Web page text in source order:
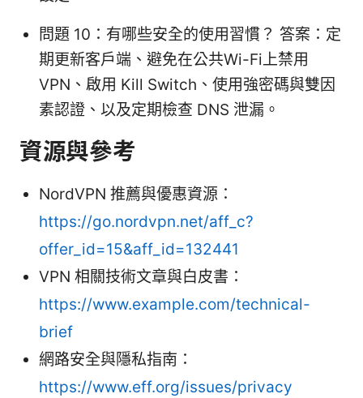
問題 10：有哪些安全的使用習慣？ 答案：定
期更新客戶端、避免在公共Wi-Fi上禁用
VPN、啟用 Kill Switch、使用強密碼與雙因
素認證、以及定期檢查 DNS 泄漏。
資源與參考
NordVPN 推薦與優惠資源：
https://go.nordvpn.net/aff_c?
offer_id=15&aff_id=132441
VPN 相關技術文章與白皮書：
https://www.example.com/technical-
brief
網路安全與隱私指南：
https://www.eff.org/issues/privacy